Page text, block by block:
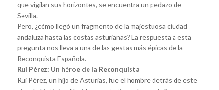
que vigilan sus horizontes, se encuentra un pedazo de
Sevilla.
Pero, ¿cómo llegó un fragmento de la majestuosa ciudad
andaluza hasta las costas asturianas? La respuesta a esta
pregunta nos lleva a una de las gestas más épicas de la
Reconquista Española.
Rui Pérez: Un héroe de la Reconquista
Rui Pérez, un hijo de Asturias, fue el hombre detrás de este